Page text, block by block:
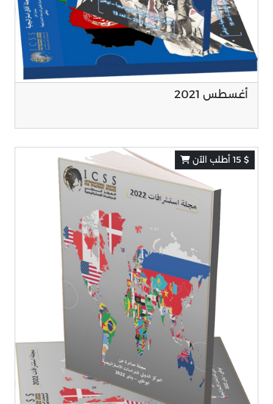
أغسطس 2021
$ 15 أطلب الآن